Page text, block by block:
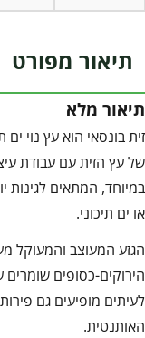
תיאור מפורט
תיאור מלא
זית בונסאי הוא עץ נוי
של עץ הזית עם עבודת
במיוחד, המתאים לגינות
או ים תיכוני.
הגזע המעוצב והמעוקל
הירוקים-כסופים
האותנטית.